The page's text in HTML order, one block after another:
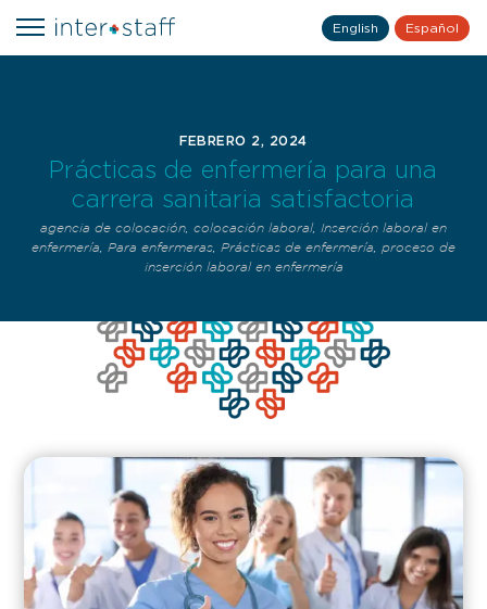
English Español
FEBRERO 2, 2024
Prácticas de enfermería para una
carrera sanitaria satisfactoria
agencia de colocación colocación laboral
Inserción laboral en
enfermería
Para enfermeras Prácticas de enfermería
proceso de
inserción laboral en enfermería